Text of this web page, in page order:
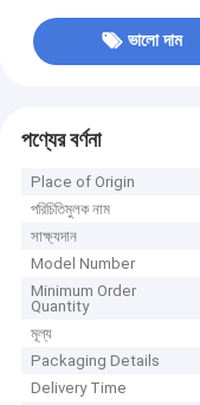
ভালো দাম
পণ্যের বর্ণনা
Place of Origin
পরিচিতিমুলক নাম
সাক্ষ্যদান
Model Number
Minimum Order
Quantity
মূল্য
Packaging Details
Delivery Time